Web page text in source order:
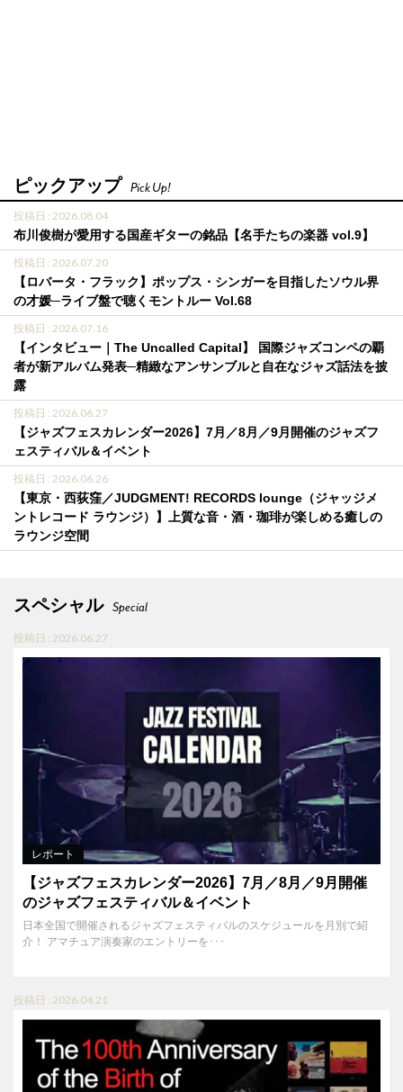
ピックアップ Pick Up!
投稿日 : 2026.08.04
布川俊樹が愛用する国産ギターの銘品【名手たちの楽器 vol.9】
投稿日 : 2026.07.20
【ロバータ・フラック】ポップス・シンガーを目指したソウル界
の才媛─ライブ盤で聴くモントルー Vol.68
投稿日 : 2026.07.16
【インタビュー｜The Uncalled Capital】 国際ジャズコンペの覇
者が新アルバム発表─精緻なアンサンブルと自在なジャズ話法を披
露
投稿日 : 2026.06.27
【ジャズフェスカレンダー2026】7月／8月／9月開催のジャズフ
ェスティバル＆イベント
投稿日 : 2026.06.26
【東京・西荻窪／JUDGMENT! RECORDS lounge（ジャッジメ
ントレコード ラウンジ）】上質な音・酒・珈琲が楽しめる癒しの
ラウンジ空間
スペシャル Special
投稿日 : 2026.06.27
レポート
【ジャズフェスカレンダー2026】7月／8月／9月開催
のジャズフェスティバル＆イベント
日本全国で開催されるジャズフェスティバルのスケジュールを月別で紹
介！ アマチュア演奏家のエントリーを･･･
投稿日 : 2026.04.21